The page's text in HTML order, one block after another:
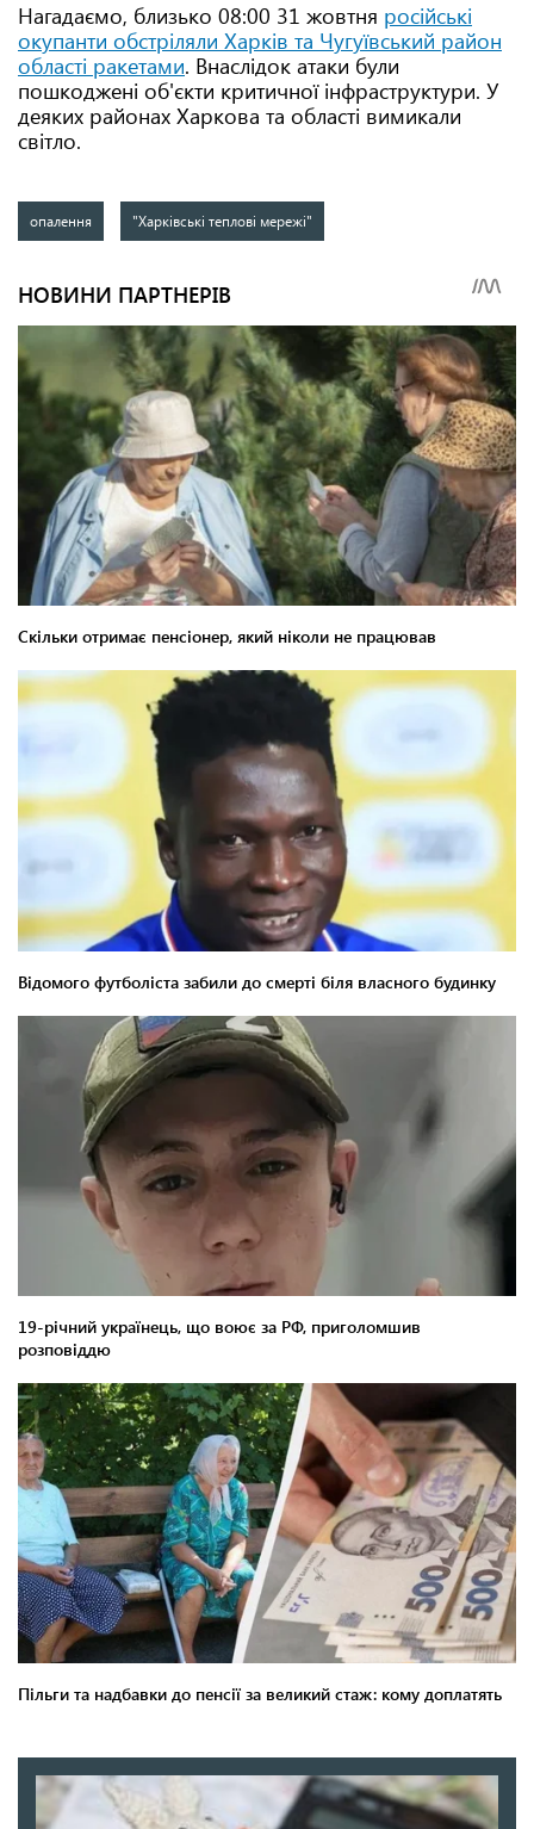
Нагадаємо, близько 08:00 31 жовтня російські
окупанти обстріляли Харків та Чугуївський район
області ракетами. Внаслідок атаки були
пошкоджені об'єкти критичної інфраструктури. У
деяких районах Харкова та області вимикали
світло.
опалення "Харківські теплові мережі"